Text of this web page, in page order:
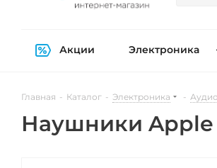
Акции Электроника
Главная - Каталог - Электроника -
Наушники Apple